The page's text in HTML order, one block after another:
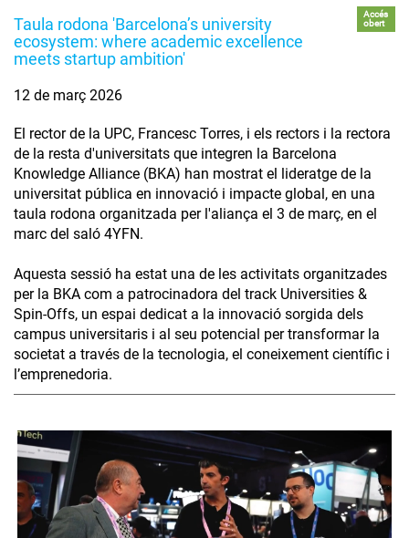
Taula rodona 'Barcelona’s university
ecosystem: where academic excellence
meets startup ambition'
Accés
obert
12 de març 2026
El rector de la UPC, Francesc Torres, i els rectors i la rectora
de la resta d'universitats que integren la Barcelona
Knowledge Alliance (BKA) han mostrat el lideratge de la
universitat pública en innovació i impacte global, en una
taula rodona organitzada per l'aliança el 3 de març, en el
marc del saló 4YFN.
Aquesta sessió ha estat una de les activitats organitzades
per la BKA com a patrocinadora del track Universities &
Spin-Offs, un espai dedicat a la innovació sorgida dels
campus universitaris i al seu potencial per transformar la
societat a través de la tecnologia, el coneixement científic i
l’emprenedoria.